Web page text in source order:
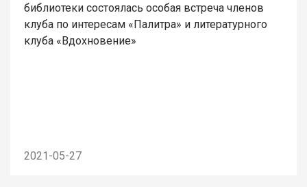
библиотеки состоялась особая встреча членов
клуба по интересам «Палитра» и литературного
клуба «Вдохновение»
2021-05-27